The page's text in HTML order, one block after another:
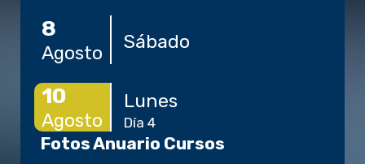
8
Agosto Sábado
10
Agosto
Lunes
Día 4
Fotos Anuario Cursos